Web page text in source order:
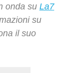
onda su La7
su
il suo